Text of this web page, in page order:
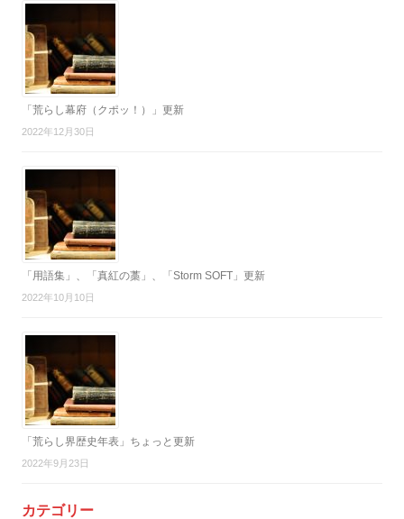
「荒らし幕府（クポッ！）」更新
2022年12月30日
「用語集」、「真紅の藁」、「Storm SOFT」更新
2022年10月10日
「荒らし界歴史年表」ちょっと更新
2022年9月23日
カテゴリー